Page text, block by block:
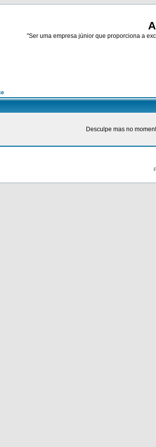
"Ser uma empresa júnior que proporciona a
Desculpe mas no